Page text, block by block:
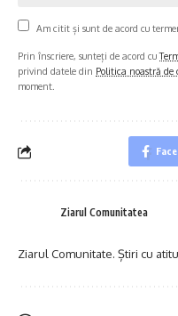
Am citit și sunt de acord cu
Prin înscriere, sunteți de acord cu
privind datele din Politica noastră
moment.
Ziarul Comunitatea
Ziarul Comunitate. Știri cu